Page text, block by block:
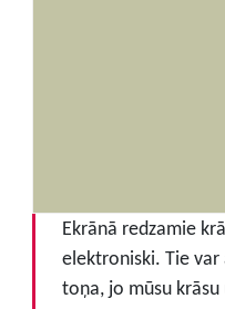
Ekrānā redzamie
elektroniski. Tie
toņa, jo mūsu